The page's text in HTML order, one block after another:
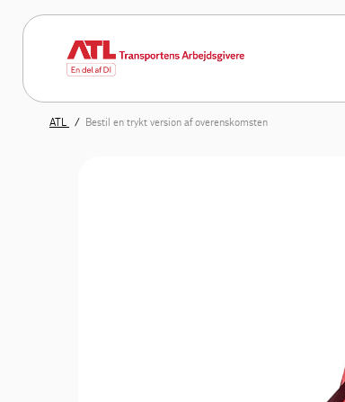
ATL Bestil en trykt version af overenskomsten